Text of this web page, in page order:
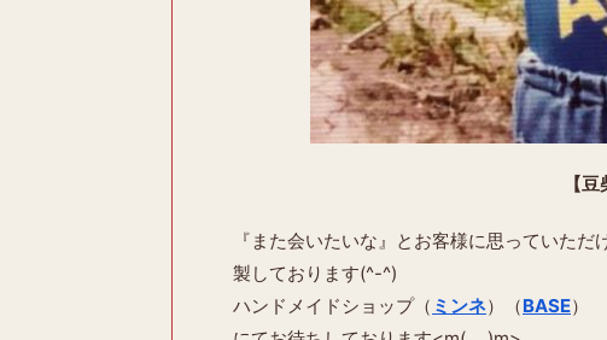
【
『また会いたいな』とお客様に思っていた
製しております(^-^)
ハンドメイドショップ（ ミンネ）（BASE）